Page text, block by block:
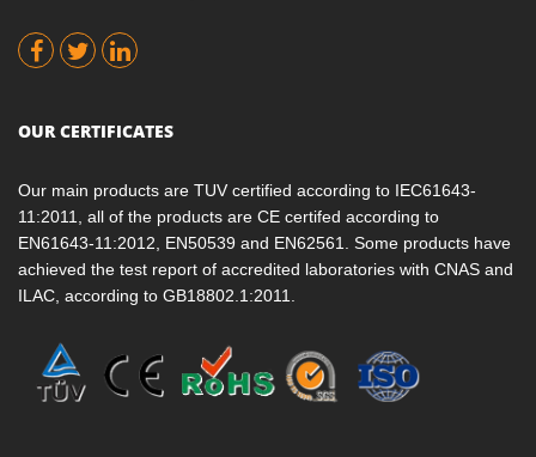
OUR CERTIFICATES
Our main products are TUV certified according to IEC61643-
11:2011, all of the products are CE certifed according to
EN61643-11:2012, EN50539 and EN62561. Some products have
achieved the test report of accredited laboratories with CNAS and
ILAC, according to GB18802.1:2011.